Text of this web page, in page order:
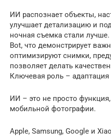
ИИ распознает объекты,
улучшает детализацию и
ночная съемка стали лучше.
Bot, что демонстрирует
оптимизируют снимки,
позволяет делать
Ключевая роль – адаптация
ИИ – это не просто
мобильной фотографии.
Apple, Samsung, Google и